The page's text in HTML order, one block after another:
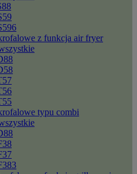
z funkcja air fryer
typu combi